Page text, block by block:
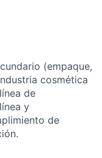
(empaque,
cosmética
de
y
de